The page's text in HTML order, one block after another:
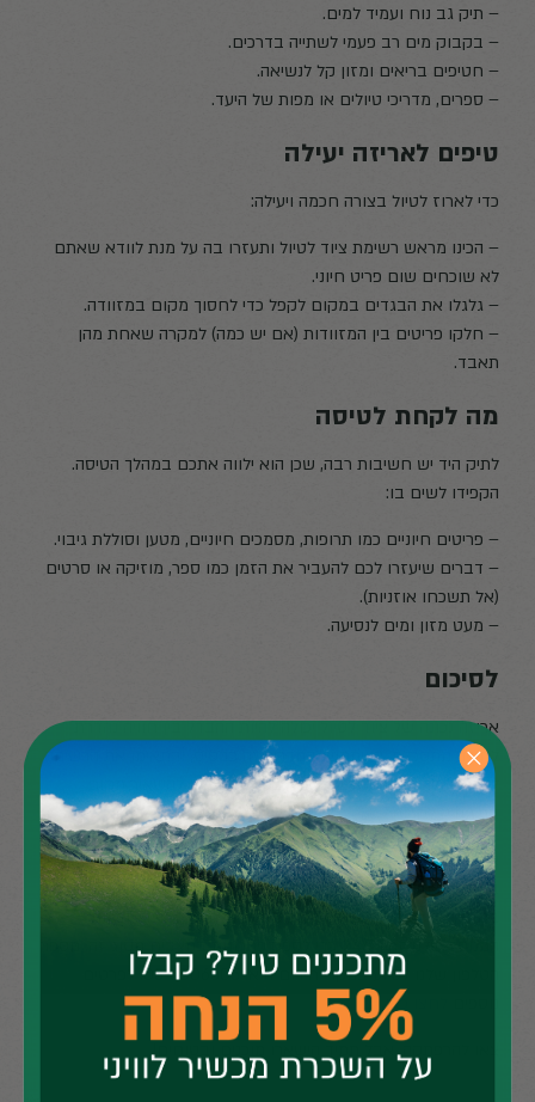
– תיק גב נוח ועמיד למים.
– בקבוק מים רב פעמי לשתייה בדרכים.
– חטיפים בריאים ומזון קל לנשיאה.
– ספרים, מדריכי טיולים או מפות של היעד.
טיפים לאריזה יעילה
כדי לארוז לטיול בצורה חכמה ויעילה:
– הכינו מראש רשימת ציוד לטיול ותעזרו בה על מנת לוודא שאתם
לא שוכחים שום פריט חיוני.
– גלגלו את הבגדים במקום לקפל כדי לחסוך מקום במזוודה.
– חלקו פריטים בין המזוודות (אם יש כמה) למקרה שאחת מהן
תאבד.
מה לקחת לטיסה
לתיק היד יש חשיבות רבה, שכן הוא ילווה אתכם במהלך הטיסה.
הקפידו לשים בו:
– פריטים חיוניים כמו תרופות, מסמכים חיוניים, מטען וסוללת גיבוי.
– דברים שיעזרו לכם להעביר את הזמן כמו ספר, מוזיקה או סרטים
(אל תשכחו אוזניות).
– מעט מזון ומים לנסיעה.
לסיכום
אריזה נכונה של ציוד לטיול יכולה להיות ההבדל בין חוויה נהדרת
לחוויה מתסכלת. השתמשו במדריך זה כבסיס, והתאימו את הרשימה
לצרכים ולהעדפות האישיים שלכם. אל תשכחו להשאיר מקום
במזוודה לקניות.
אנו במגנוס איתור וחילוץ מאחלים לכם טיול מהנה ובטוח. עם זאת,
במידה ותיתקלו במצב חירום או אובדן קשר במהלך השהות שלכם
בחו"ל, אל תהססו ליצור איתנו קשר לקבלת סיוע מיידי. הצוות
המנוסה שלנו זמין 24/7 כדי לספק פתרונות במצבים מסוג זה. מספר
הטלפון שלנו לסיוע במקרי חירום הוא: 03-6006505. לפרטים
לחצו כאן
צאו להרפתקה, אבל תמיד הישארו מוכנים ובטוחים!